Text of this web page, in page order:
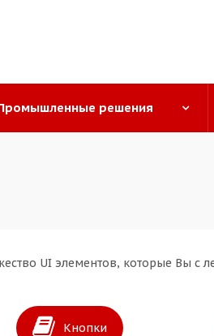
решения
UI элементов, которые Вы с
Кнопки